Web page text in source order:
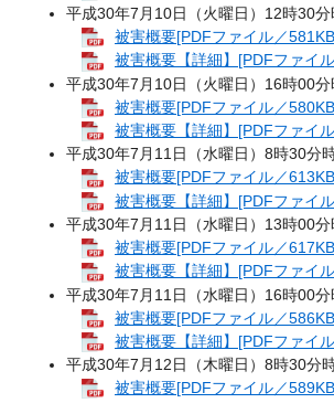
平成30年7月10日（火曜日）12時30分
被害概要[PDFファイル／
被害概要【詳細】[PDFファイ
平成30年7月10日（火曜日）16時00分
被害概要[PDFファイル／
被害概要【詳細】[PDFファイ
平成30年7月11日（水曜日）8時30分
被害概要[PDFファイル／
被害概要【詳細】[PDFファイ
平成30年7月11日（水曜日）13時00分
被害概要[PDFファイル／
被害概要【詳細】[PDFファイ
平成30年7月11日（水曜日）16時00分
被害概要[PDFファイル／
被害概要【詳細】[PDFファイ
平成30年7月12日（木曜日）8時30分
被害概要[PDFファイル／